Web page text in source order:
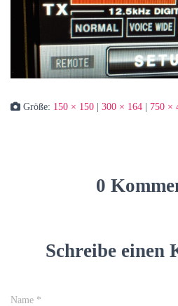
Größe: 150 × 150 300 × 164 750 ×
0
Schreibe einen
Name *